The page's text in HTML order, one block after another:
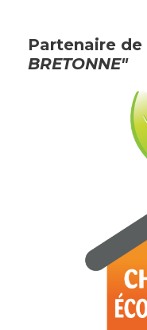
Partenaire de
BRETONNE"